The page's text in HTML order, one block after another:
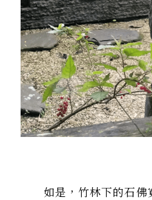
如是，竹林下的石佛